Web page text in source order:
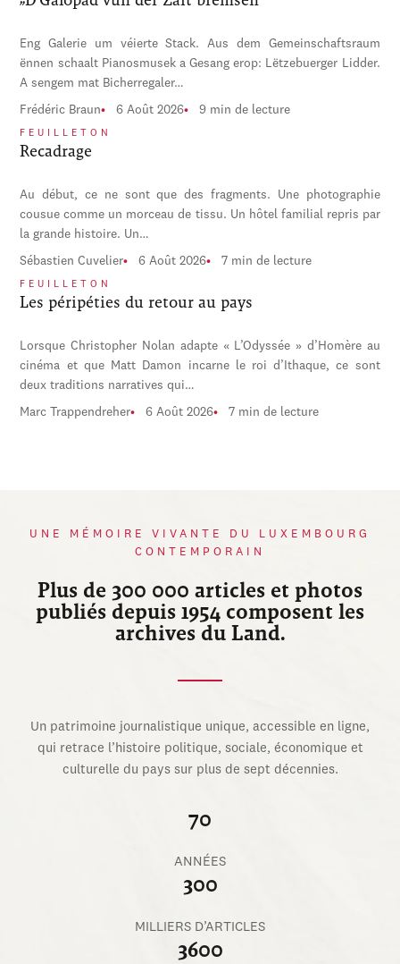
Eng Galerie um véierte Stack. Aus dem Gemeinschaftsraum
ënnen schaalt Pianosmusek a Gesang erop: Lëtzebuerger Lidder.
A sengem mat Bicherregaler…
Frédéric Braun 6 Août 2026 9 min de lecture
FEUILLETON
Recadrage
Au début, ce ne sont que des fragments. Une photographie
cousue comme un morceau de tissu. Un hôtel familial repris par
la grande histoire. Un…
Sébastien Cuvelier 6 Août 2026 7 min de lecture
FEUILLETON
Les péripéties du retour au pays
Lorsque Christopher Nolan adapte « L’Odyssée » d’Homère au
cinéma et que Matt Damon incarne le roi d’Ithaque, ce sont
deux traditions narratives qui…
Marc Trappendreher 6 Août 2026 7 min de lecture
UNE MÉMOIRE VIVANTE DU LUXEMBOURG
CONTEMPORAIN
Plus de 300 000 articles et photos
publiés depuis 1954 composent les
archives du Land.
Un patrimoine journalistique unique, accessible en ligne,
qui retrace l’histoire politique, sociale, économique et
culturelle du pays sur plus de sept décennies.
70
ANNÉES
300
MILLIERS D’ARTICLES
3600